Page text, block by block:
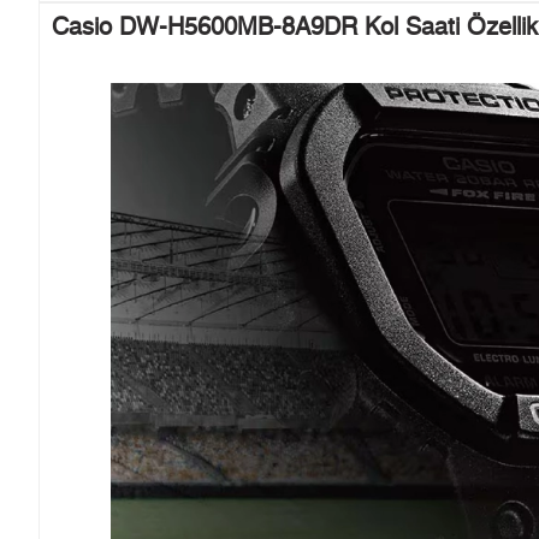
Casio DW-H5600MB-8A9DR Kol Saati